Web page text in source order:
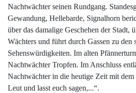
Nachtwächter seinen Rundgang.
Gewandung, Hellebarde, Signalhorn
über das damalige Geschehen der Stadt,
Wächters und führt durch Gassen zu den
Sehenswürdigkeiten. Im alten
Nachtwächter Tropfen. Im Anschluss
Nachtwächter in die heutige Zeit mit
Leut und lasst euch sagen,...“.